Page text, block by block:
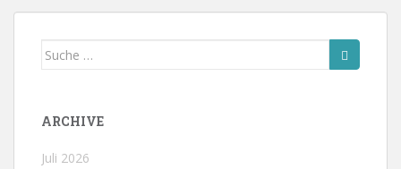
Suche
ARCHIVE
Juli 2026